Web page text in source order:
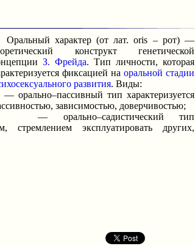
характер (от лат. оris – рот) —
конструкт генетической
З. Фрейда. Тип личности, которая
фиксацией на оральной стадии
развития. Виды:
орально–пассивный тип характеризуется
зависимостью, доверчивостью;
орально–садистический тип
стремлением эксплуатировать других,